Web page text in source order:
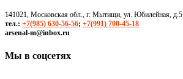
141021, Московская обл., г. Мытищи, ул. Юбилейная, д.5
тел.: +7(985) 630-56-56; +7(991) 700-45-18
arsenal-m@inbox.ru
Мы в соцсетях